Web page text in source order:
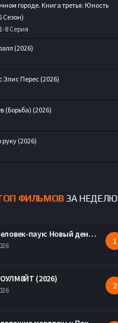
(4251)
посмотреть?
HD1080
видео (35258)
в кино
городе. Книга третья: Юность
Сезон)
8 Серия
(2026)
Элис Перес (2026)
(Борьба) (2026)
(2026)
ФИЛЬМОВЗА НЕДЕЛЮ
Человек-паук: Новый день (2026)
(2026)